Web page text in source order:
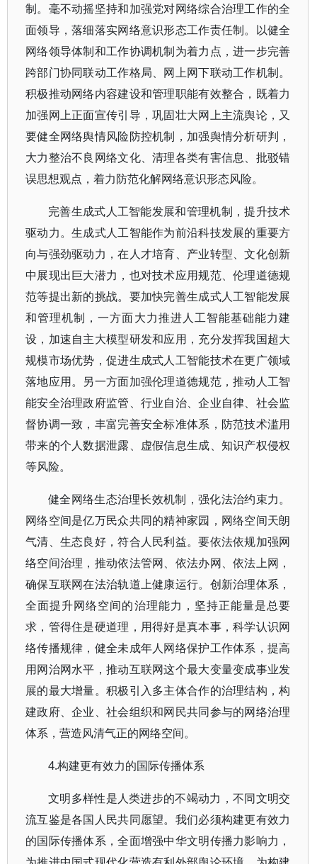
制。毫不动摇坚持和加强党对网络综合治理工作的全
面领导，落细落实网络意识形态工作责任制。以健全
网络领导体制和工作协调机制为着力点，进一步完善
跨部门协同联动工作格局、网上网下联动工作机制。
积极推动网络内容建设和管理职能有效整合，既着力
加强网上正面宣传引导，巩固壮大网上主流舆论，又
要健全网络舆情风险防控机制，加强舆情分析研判，
大力整治不良网络文化、清理各类有害信息、批驳错
误思想观点，着力防范化解网络意识形态风险。
完善生成式人工智能发展和管理机制，提升技术
驱动力。生成式人工智能作为前沿科技发展的重要方
向与强劲驱动力，在人才培育、产业转型、文化创新
中展现出巨大潜力，也对技术应用规范、伦理道德规
范等提出新的挑战。要加快完善生成式人工智能发展
和管理机制，一方面大力推进人工智能基础能力建
设，加速自主大模型研发和应用，充分发挥我国超大
规模市场优势，促进生成式人工智能技术在更广领域
落地应用。另一方面加强伦理道德规范，推动人工智
能安全治理政府监管、行业自治、企业自律、社会监
督协调一致，丰富完善安全标准体系，防范技术滥用
带来的个人数据泄露、虚假信息生成、知识产权侵权
等风险。
健全网络生态治理长效机制，强化法治约束力。
网络空间是亿万民众共同的精神家园，网络空间天朗
气清、生态良好，符合人民利益。要依法依规加强网
络空间治理，推动依法管网、依法办网、依法上网，
确保互联网在法治轨道上健康运行。创新治理体系，
全面提升网络空间的治理能力，坚持正能量是总要
求，管得住是硬道理，用得好是真本事，科学认识网
络传播规律，健全未成年人网络保护工作体系，提高
用网治网水平，推动互联网这个最大变量变成事业发
展的最大增量。积极引入多主体合作的治理结构，构
建政府、企业、社会组织和网民共同参与的网络治理
体系，营造风清气正的网络空间。
4.构建更有效力的国际传播体系
文明多样性是人类进步的不竭动力，不同文明交
流互鉴是各国人民共同愿望。我们必须构建更有效力
的国际传播体系，全面增强中华文明传播力影响力，